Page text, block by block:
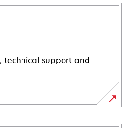
technical support and